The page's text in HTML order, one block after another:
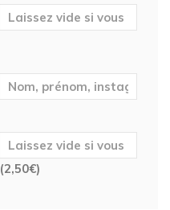
(2,50€)